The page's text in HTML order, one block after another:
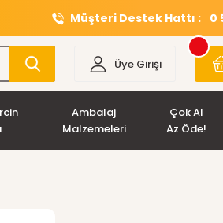
Müşteri Destek Hattı : 0
Üye Girişi
Ambalaj
Malzemeleri
Çok Al
Az Öde!